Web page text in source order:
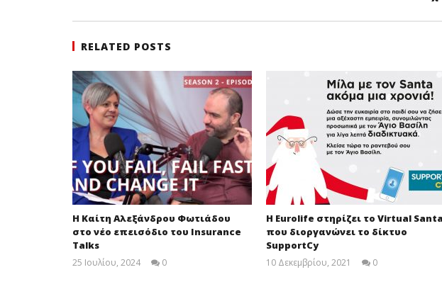
RELATED POSTS
Η Καίτη Αλεξάνδρου Φωτιάδου
στο νέο επεισόδιο του Insurance
Talks
25 Ιουλίου, 2024
0
H Eurolife στηρίζει το Virtual Santa
που διοργανώνει το δίκτυο
SupportCy
10 Δεκεμβρίου, 2021
0